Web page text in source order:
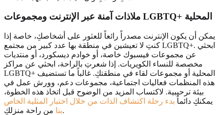
ملاذات آمنة عبر الإنترنت ومجموعات LGBTQ+ المحلية
يمكن أن يكون الإنترنت مصدراً رائعاً للعثور على أشخاصكِ، خاصة إذا
كنتِ لا تعيشين في منطقة بها عدد كبير من مجتمع LGBTQ+. ابحثي
عن مجموعات فيسبوك خاصة، أو خوادم ديسكورد، أو منتديات
مخصصة للنساء الكويريات. إذا شعرتِ بالراحة، ابحثي عن مراكز
LGBTQ+ المحلية أو مجموعات لقاء في منطقتكِ. غالباً ما تستضيف
هذه المنظمات فعاليات اجتماعية، مجموعات دعم، وورش عمل في
بيئة ترحيبية. لاكتساب المزيد من الوضوح قبل اتخاذ هذه الخطوة،
يمكنكِ دائماً بدء رحلة اكتشاف الذات من خلال اختبار المثلية الخاص
بنامن راحة منزلكِ.